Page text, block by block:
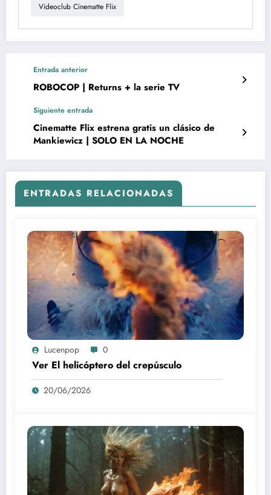
Videoclub Cinematte Flix
Entrada anterior
ROBOCOP | Returns + la serie TV
Siguiente entrada
Cinematte Flix estrena gratis un clásico de
Mankiewicz | SOLO EN LA NOCHE
ENTRADAS RELACIONADAS
Lucenpop 0
Ver El helicóptero del crepúsculo
20/06/2026